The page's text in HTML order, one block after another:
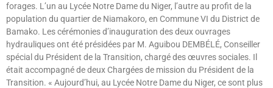
forages. L’un au Lycée Notre Dame du Niger, l’autre au profit de la
population du quartier de Niamakoro, en Commune VI du District de
Bamako. Les cérémonies d’inauguration des deux ouvrages
hydrauliques ont été présidées par M. Aguibou DEMBÉLÉ, Conseiller
spécial du Président de la Transition, chargé des œuvres sociales. Il
était accompagné de deux Chargées de mission du Président de la
Transition. « Aujourd’hui, au Lycée Notre Dame du Niger, ce sont plus